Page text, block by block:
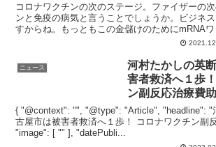
コロナワクチンの次のステージ。ファイザーの
ンと免疫の病気と言うことでしょうか。ビジネ
すからね。もっともこの金儲けのためにmRNAワ
にとっては後悔と不安しかないでしょう。自分
ニュース
河村たかしの英
害者救済へ１歩
ン副反応治療費
{ "@context": "", "@type": "Article", "headline": "
古屋市は被害者救済へ１歩！ コロナワクチン副
"image": [ "" ], "datePubli...